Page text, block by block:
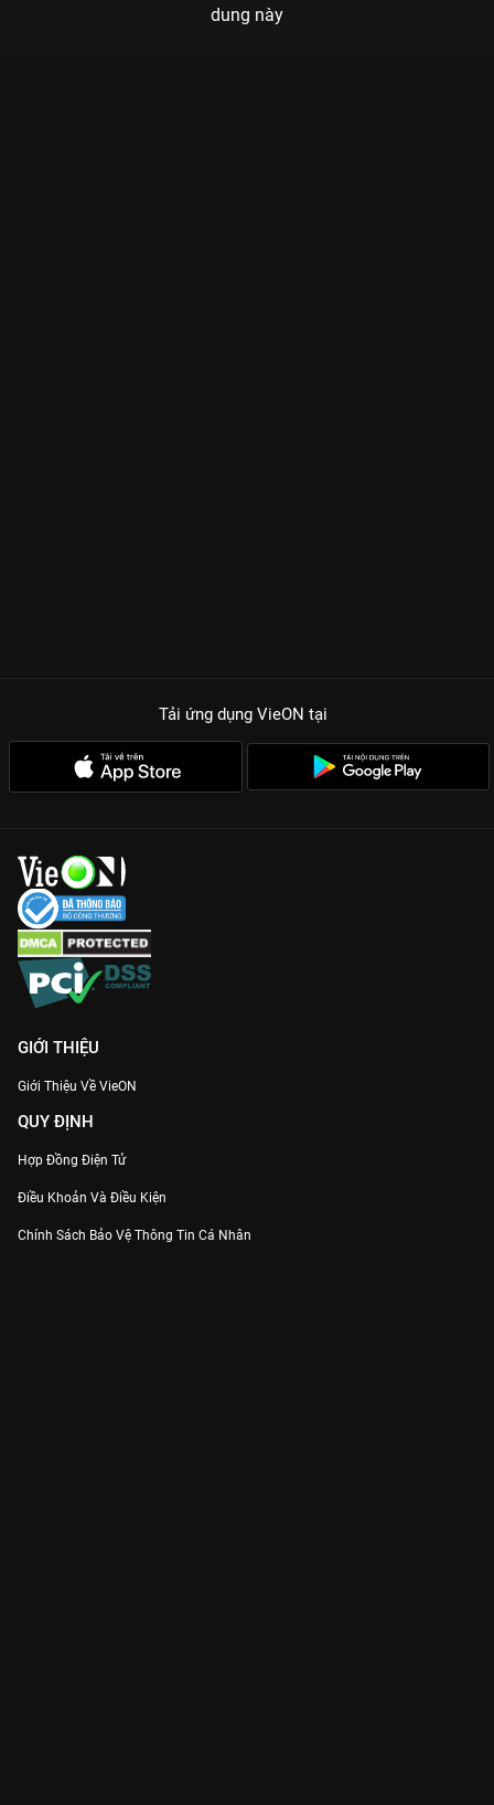
dung này
Tải ứng dụng VieON tại
GIỚI THIỆU
Giới Thiệu Về VieON
QUY ĐỊNH
Hợp Đồng Điện Tử
Điều Khoản Và Điều Kiện
Chính Sách Bảo Vệ Thông Tin Cá Nhân